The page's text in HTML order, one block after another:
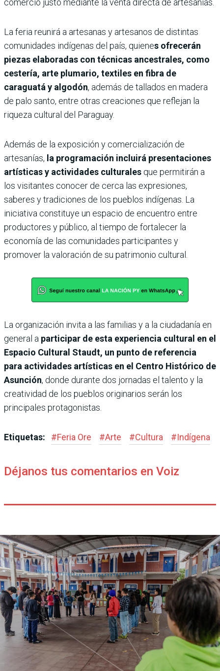
comercio justo mediante la venta directa de artesanías.
La feria reunirá a artesanas y artesanos de distintas
comunidades indígenas del país, quienes ofrecerán
piezas elaboradas con técnicas ancestrales, como
cestería, arte plumario, textiles en fibra de
caraguatá y algodón, además de tallados en madera
de palo santo, entre otras creaciones que reflejan la
riqueza cultural del Paraguay.
Además de la exposición y comercialización de
artesanías, la programación incluirá presentaciones
artísticas y actividades culturales que permitirán a
los visitantes conocer de cerca las expresiones,
saberes y tradiciones de los pueblos indígenas. La
iniciativa constituye un espacio de encuentro entre
productores y público, al tiempo de fortalecer la
economía de las comunidades participantes y
promover la valoración de su patrimonio cultural.
La organización invita a las familias y a la ciudadanía en
general a participar de esta experiencia cultural en el
Espacio Cultural Staudt, un punto de referencia
para actividades artísticas en el Centro Histórico de
Asunción, donde durante dos jornadas el talento y la
creatividad de los pueblos originarios serán los
principales protagonistas.
Etiquetas: #Feria Ore #Arte #Cultura #Indígena
Déjanos tus comentarios en Voiz